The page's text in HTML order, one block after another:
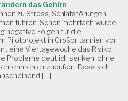
das Gehirn
zu Stress, Schlafstörungen
führen. Schon mehrfach wurde
negative Folgen für die
Pilotprojekt in Großbritannien vor
eine Viertagewoche das Risiko
Probleme deutlich senken, ohne
einzubüßen. Dass sich
[…]